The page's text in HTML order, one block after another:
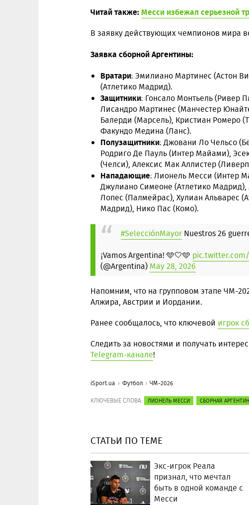
Читай также:Месси избежал серьезной
В заявку действующих чемпионов мира
Заявка сборной Аргентины:
Вратари: Эмилиано Мартинес (Астон
(Атлетико Мадрид).
Защитники: Гонсало Монтьель (Ривер
Лисандро Мартинес (Манчестер
Балерди (Марсель), Кристиан Ромеро
Факундо Медина (Ланс).
Полузащитники: Джовани Ло Чельсо
Родриго Де Пауль (Интер Майами),
(Челси), Алексис Мак Аллистер
Нападающие: Лионель Месси (Интер
Джулиано Симеоне (Атлетико
Лопес (Палмейрас), Хулиан Альварес
Мадрид), Нико Пас (Комо).
#SelecciónMayor Nuestros 26
¡Vamos Argentina! 🩵🤍🩵 pic.twitter.com/
(@Argentina) May 28, 2026
Напомним, что на групповом этапе ЧМ-
Алжира, Австрии и Иордании.
Ранее сообщалось, что ключевой игрок
Следить за новостями и получать
Telegram-канале!
iSport.ua Футбол ЧМ-2026
КЛЮЧЕВЫЕ СЛОВА: ЛИОНЕЛЬ МЕССИ СБОРНАЯ
СТАТЬИ ПО ТЕМЕ
Экс-игрок Реала
признал, что мечтал
быть в одной команде с
Месси